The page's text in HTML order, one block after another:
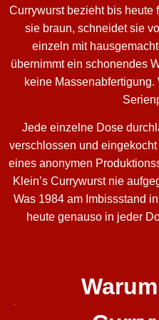
Currywurst bezieht bis heute
sie braun, schneidet sie
einzeln mit
übernimmt ein schonendes
keine
Jede einzelne Dose
verschlossen und
eines anonymen
Klein’s Currywurst nie
Was 1984 am Imbissstand
heute genauso in jeder